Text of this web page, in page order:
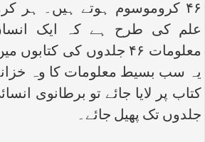
۴۶ کروموسوم ہوتے ہیں۔ ہر
علم کی طرح ہے کہ ایک
معلومات ۴۶ جلدوں کی
یہ سب بسیط معلومات کا وہ
جلدوں تک پھیل جائے۔